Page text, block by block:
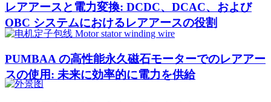
レアアースと電力変換: DCDC、DCAC、および
OBC システムにおけるレアアースの役割
PUMBAA の高性能永久磁石モーターでのレアアー
スの使用: 未来に効率的に電力を供給